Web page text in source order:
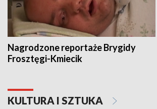
Nagrodzone reportaże Brygidy
Frosztęgi-Kmiecik
KULTURA I SZTUKA